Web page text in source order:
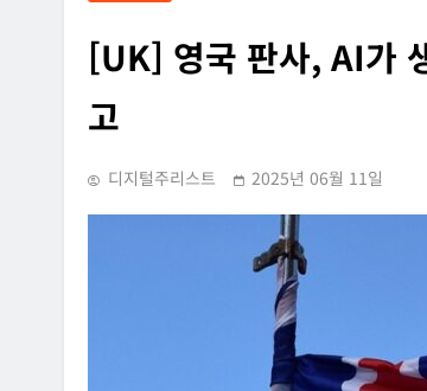
[UK] 영국 판사, AI가
고
디지털주리스트 2025년 06월 11일
INFORMATION RIGHTS
OVERSEAS LEGAL
[Russia] 텔레그
2026년 07월 31일